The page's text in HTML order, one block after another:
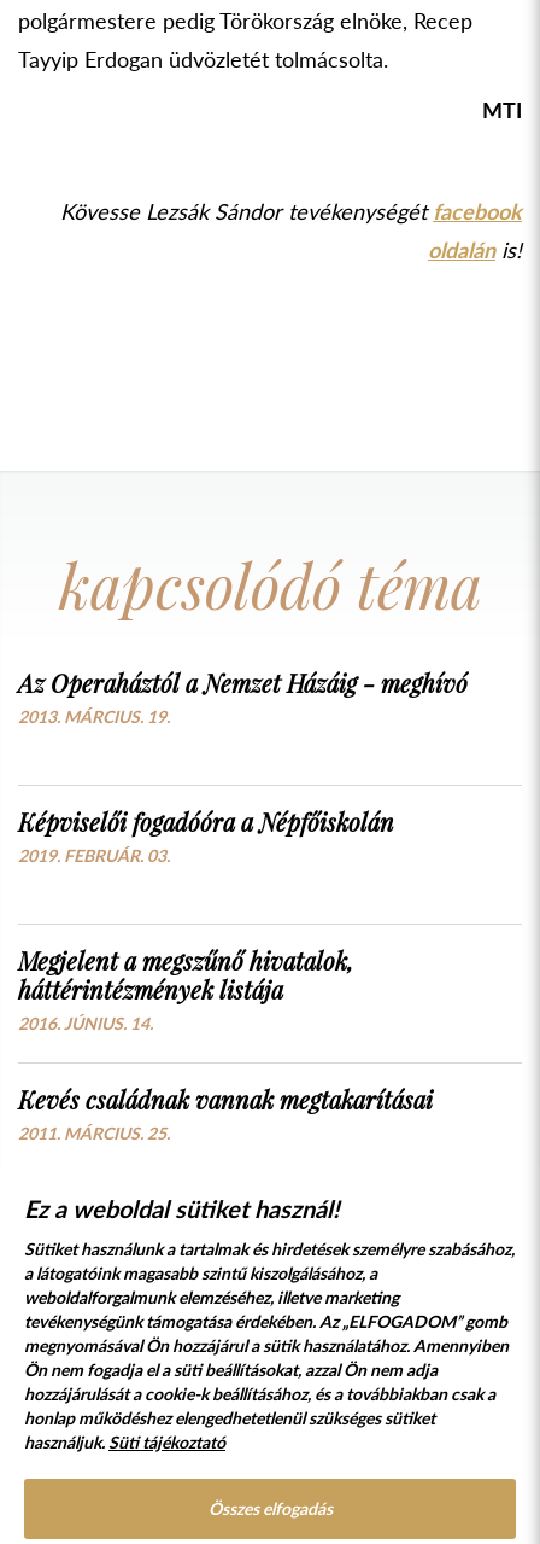
polgármestere pedig Törökország elnöke, Recep
Tayyip Erdogan üdvözletét tolmácsolta.
MTI
Kövesse Lezsák Sándor tevékenységétfacebook
oldalánis!
kapcsolódó téma
Az Operaháztól a Nemzet Házáig - meghívó
2013. MÁRCIUS. 19.
Képviselői fogadóóra a Népfőiskolán
2019. FEBRUÁR. 03.
Megjelent a megszűnő hivatalok,
háttérintézmények listája
2016. JÚNIUS. 14.
Kevés családnak vannak megtakarításai
2011. MÁRCIUS. 25.
Süti szabályzat Adatvédelmi nyilatkozat
Jogi nyilatkozat
© 2017 - 2026 NÉPFŐISKOLA ALAPÍTVÁNY, LAKITELEK. MINDEN JOG
Ez a weboldal sütiket használ!
Sütiket használunk a tartalmak és hirdetések személyre szabásához,
a látogatóink magasabb szintű kiszolgálásához, a
weboldalforgalmunk elemzéséhez, illetve marketing
tevékenységünk támogatása érdekében. Az „ELFOGADOM” gomb
megnyomásával Ön hozzájárul a sütik használatához. Amennyiben
Ön nem fogadja el a süti beállításokat, azzal Ön nem adja
hozzájárulását a cookie-k beállításához, és a továbbiakban csak a
honlap működéshez elengedhetetlenül szükséges sütiket
használjuk.Süti tájékoztató
Összes elfogadás